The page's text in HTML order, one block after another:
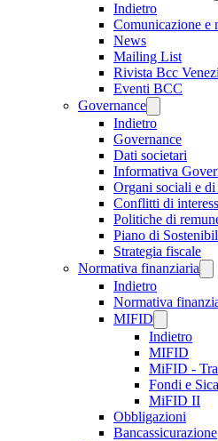
Indietro
Comunicazione e
News
Mailing List
Rivista Bcc
Eventi BCC
Governance
Indietro
Governance
Dati societari
Informativa
Organi sociali e
Conflitti di
Politiche di
Piano di
Strategia fiscale
Normativa finanziaria
Indietro
Normativa
MIFID
Indietro
MIFID
MiFID -
Fondi e
MiFID II
Obbligazioni
Bancassicurazione